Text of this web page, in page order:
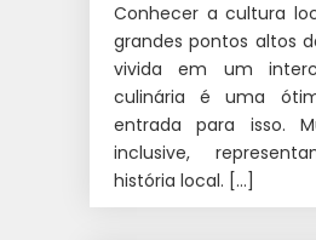
Conhecer a cultura
grandes pontos altos
vivida em um
culinária é uma
entrada para isso.
inclusive,
história local. […]